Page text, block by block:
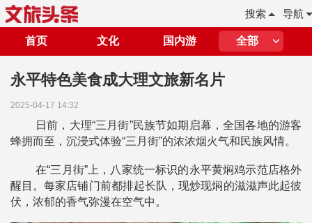
导航
搜索
首页 文化 国内游 全部
永平特色美食成大理文旅新名片
2025-04-17 14:32
日前，大理“三月街”民族节如期启幕，全国各地的游客
蜂拥而至，沉浸式体验“三月街”的浓浓烟火气和民族风情。
在“三月街”上，八家统一标识的永平黄焖鸡示范店格外
醒目。每家店铺门前都排起长队，现炒现焖的滋滋声此起彼
伏，浓郁的香气弥漫在空气中。